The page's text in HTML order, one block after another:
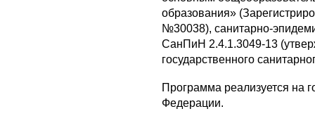
образования»
№30038), санитарно-
СанПиН 2.4.1.3049-13
государственного
Программа реализуется на
Федерации.